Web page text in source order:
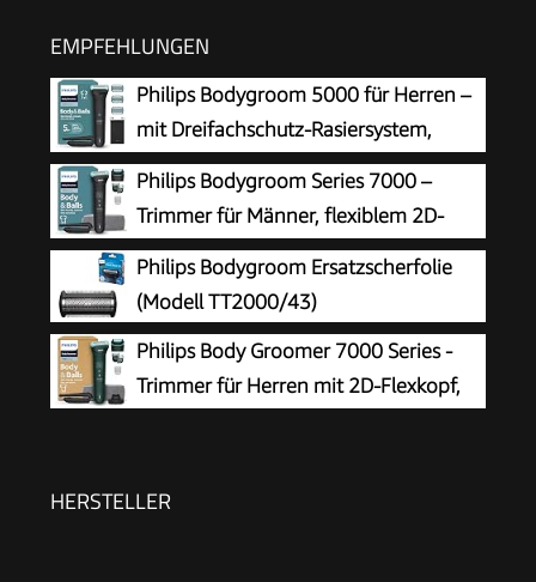
EMPFEHLUNGEN
Philips Bodygroom 5000 für Herren –
mit Dreifachschutz-Rasiersystem,
elektrisch trimmen und rasieren im
Intimbereich, klappbarer Rückenaufsatz, 100%
duschfest, 100 Min. Laufzeit, Modell BG5480/15
Philips Bodygroom Series 7000 –
Trimmer für Männer, flexiblem 2D-
Scherkopf Dreifachschutz -
austauschbare Scherköpfe, Nutzung im
Intimbereich, 100% duschfest, 120 Min.
Laufzeit, Modell BG7480/15
Philips Bodygroom Ersatzscherfolie
(Modell TT2000/43)
Philips Body Groomer 7000 Series -
Trimmer für Herren mit 2D-Flexkopf,
100% duschfest, 120 Min. Laufzeit, Modell
HERSTELLER